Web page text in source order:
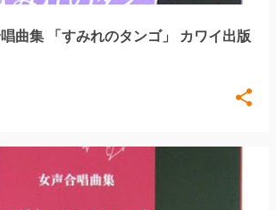
曲集 「すみれのタンゴ」 カワイ出版